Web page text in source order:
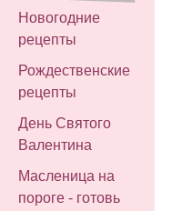
Новогодние
рецепты
Рождественские
рецепты
День Святого
Валентина
Масленица на
пороге - готовь